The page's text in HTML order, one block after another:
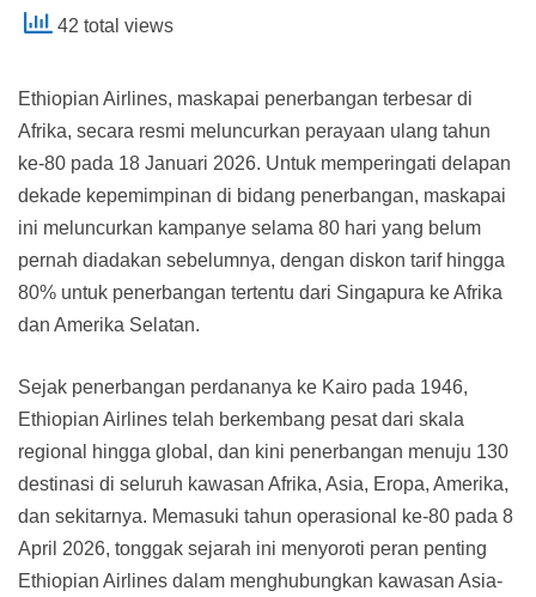
42 total views
Ethiopian Airlines, maskapai penerbangan terbesar di
Afrika, secara resmi meluncurkan perayaan ulang tahun
ke-80 pada 18 Januari 2026. Untuk memperingati delapan
dekade kepemimpinan di bidang penerbangan, maskapai
ini meluncurkan kampanye selama 80 hari yang belum
pernah diadakan sebelumnya, dengan diskon tarif hingga
80% untuk penerbangan tertentu dari Singapura ke Afrika
dan Amerika Selatan.
Sejak penerbangan perdananya ke Kairo pada 1946,
Ethiopian Airlines telah berkembang pesat dari skala
regional hingga global, dan kini penerbangan menuju 130
destinasi di seluruh kawasan Afrika, Asia, Eropa, Amerika,
dan sekitarnya. Memasuki tahun operasional ke-80 pada 8
April 2026, tonggak sejarah ini menyoroti peran penting
Ethiopian Airlines dalam menghubungkan kawasan Asia-